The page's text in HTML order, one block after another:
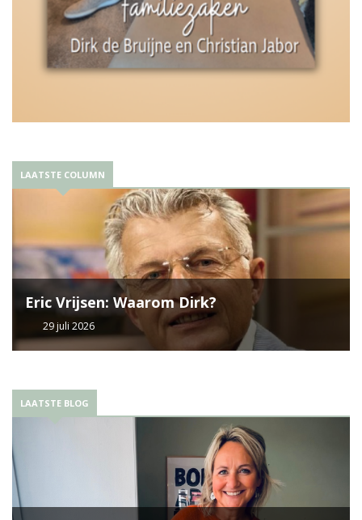
LAATSTE COLUMN
Eric Vrijsen: Waarom Dirk?
29 juli 2026
LAATSTE BLOG